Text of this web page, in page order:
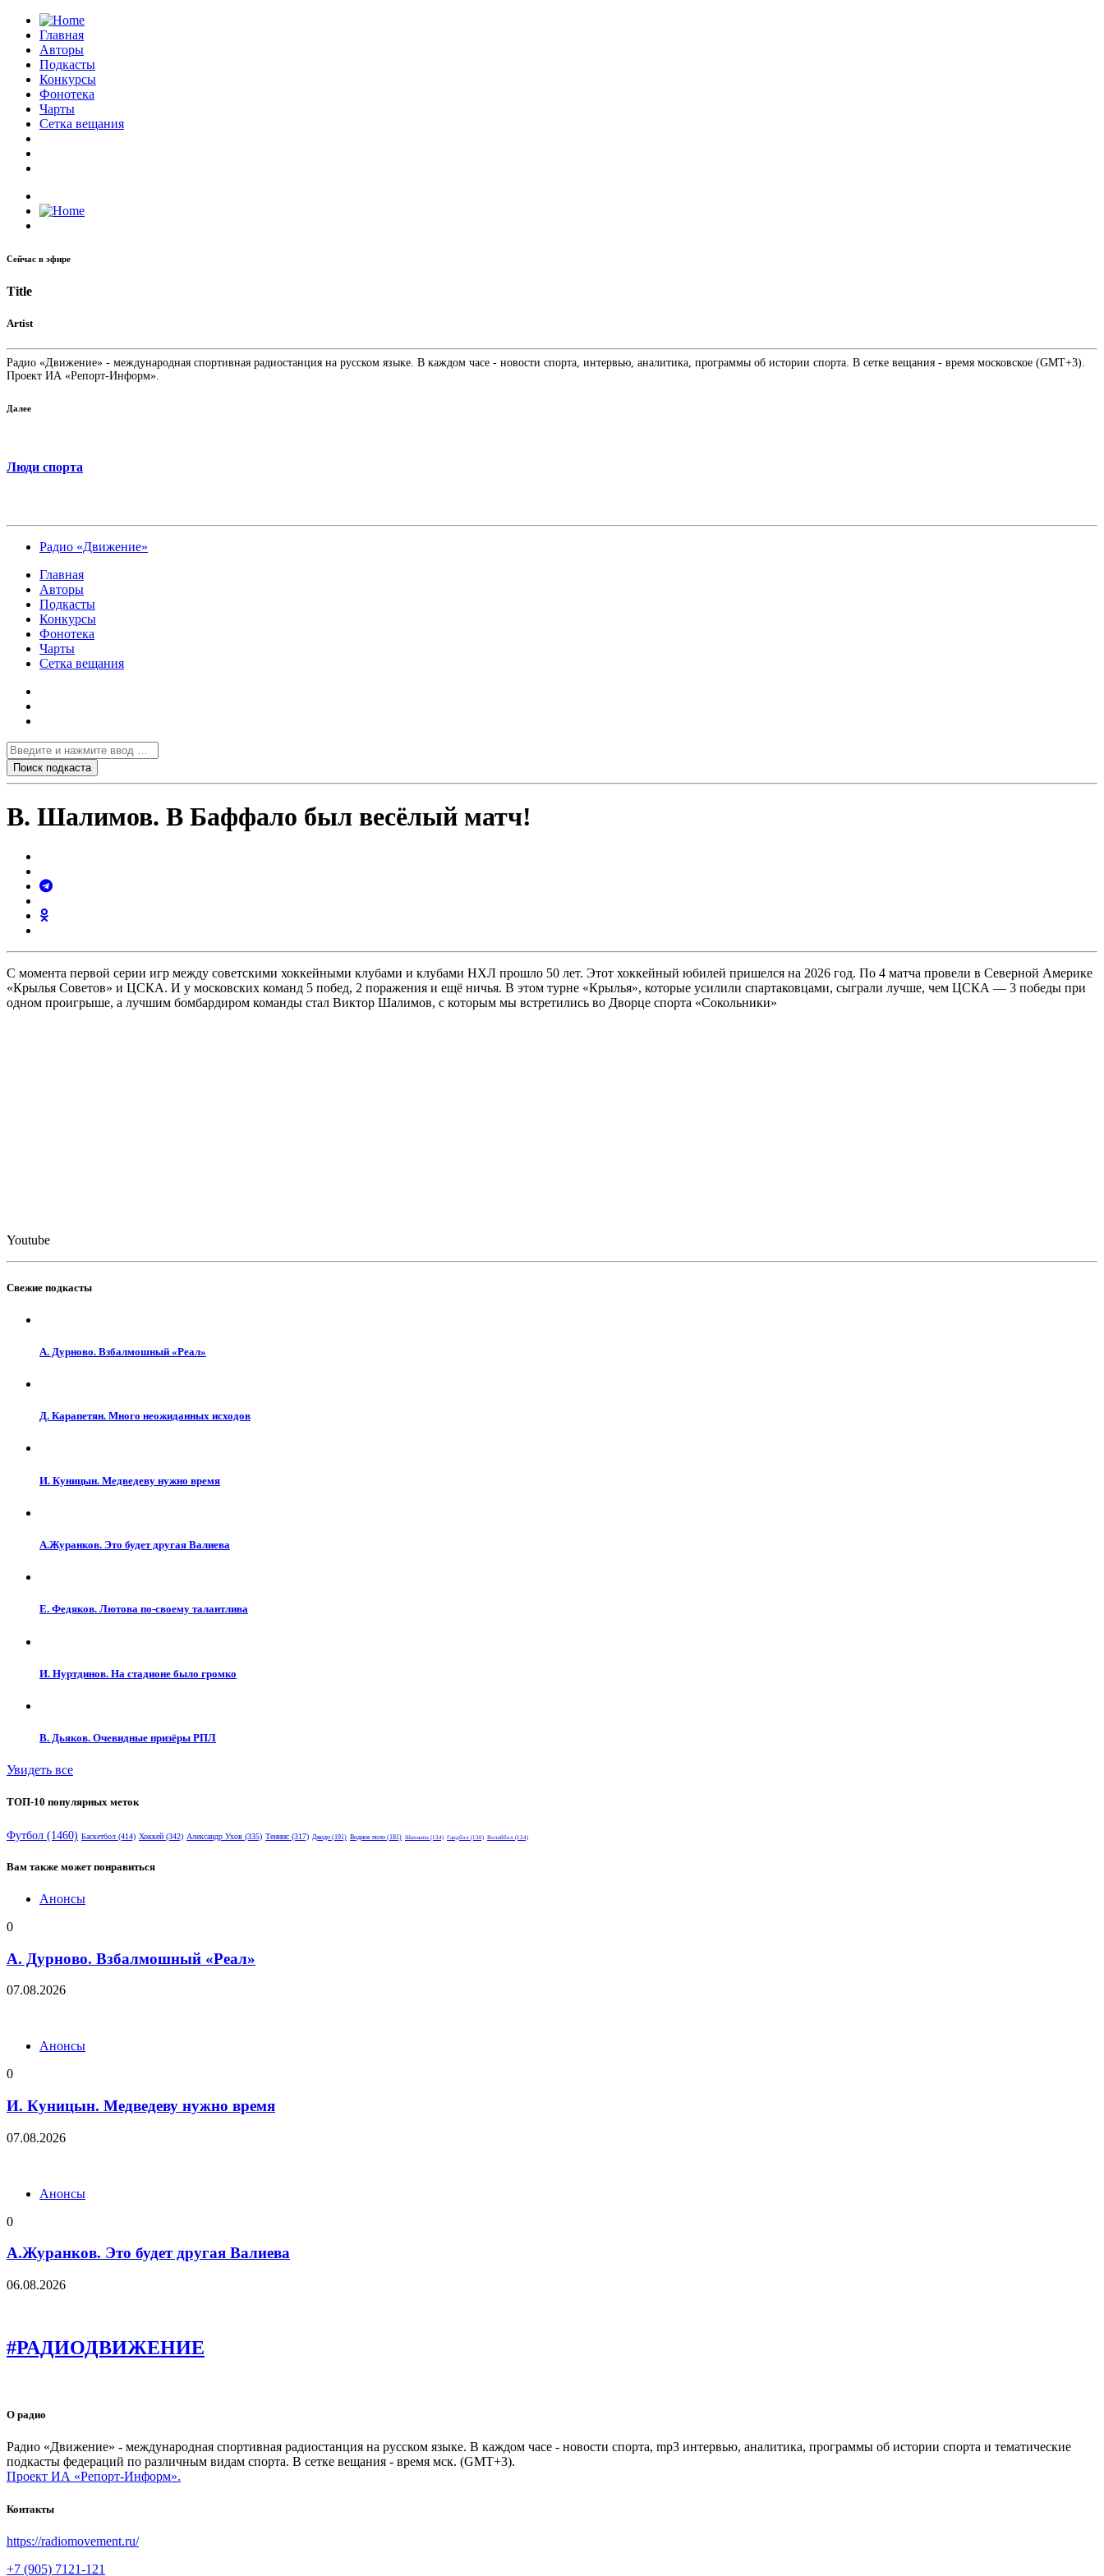
Главная
Авторы
Подкасты
Конкурсы
Фонотека
Чарты
Сетка вещания
Сейчас в эфире
Title
Artist
Радио «Движение» - международная спортивная радиостанция на русском языке. В каждом часе - новости спорта, интервью, аналитика, программы об истории спорта. В сетке вещания - время московское (GMT+3).
Проект ИА «Репорт-Информ».
Далее
Люди спорта
Радио «Движение»
Главная
Авторы
Подкасты
Конкурсы
Фонотека
Чарты
Сетка вещания
В. Шалимов. В Баффало был весёлый матч!
С момента первой серии игр между советскими хоккейными клубами и клубами НХЛ прошло 50 лет. Этот хоккейный юбилей пришелся на 2026 год. По 4 матча провели в Северной Америке
«Крылья Советов» и ЦСКА. И у московских команд 5 побед, 2 поражения и ещё ничья. В этом турне «Крылья», которые усилили спартаковцами, сыграли лучше, чем ЦСКА — 3 победы при
одном проигрыше, а лучшим бомбардиром команды стал Виктор Шалимов, с которым мы встретились во Дворце спорта «Сокольники»
Youtube
Свежие подкасты
А. Дурново. Взбалмошный «Реал»
Д. Карапетян. Много неожиданных исходов
И. Куницын. Медведеву нужно время
А.Журанков. Это будет другая Валиева
Е. Федяков. Лютова по-своему талантлива
И. Нуртдинов. На стадионе было громко
В. Дьяков. Очевидные призёры РПЛ
Увидеть все
ТОП-10 популярных меток
Футбол (1460) Баскетбол (414) Хоккей (342) Александр Ухов (335) Теннис (317) Дзюдо (191) Водное поло (181) Шахматы (134) Гандбол (130) Волейбол (124)
Вам также может понравиться
Анонсы
0
А. Дурново. Взбалмошный «Реал»
07.08.2026
Анонсы
0
И. Куницын. Медведеву нужно время
07.08.2026
Анонсы
0
А.Журанков. Это будет другая Валиева
06.08.2026
#РАДИОДВИЖЕНИЕ
О радио
Радио «Движение» - международная спортивная радиостанция на русском языке. В каждом часе - новости спорта, mp3 интервью, аналитика, программы об истории спорта и тематические
подкасты федераций по различным видам спорта. В сетке вещания - время мск. (GMT+3).
Проект ИА «Репорт-Информ».
Контакты
https://radiomovement.ru/
+7 (905) 7121-121